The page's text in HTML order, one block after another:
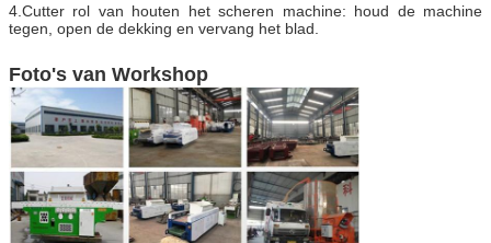
4.Cutter rol van houten het scheren machine: houd de machine
tegen, open de dekking en vervang het blad.
Foto's van Workshop